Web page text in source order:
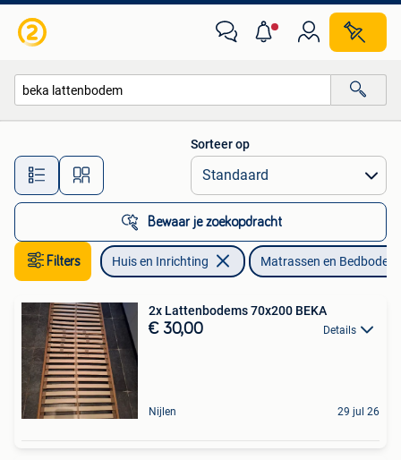
Alle afstanden…
Sorteer op
Bewaar je zoekopdracht
Filters Huis en Inrichting Matrassen en
2x Lattenbodems 70x200 BEKA
€ 30,00 Details
Nijlen 29 jul 26